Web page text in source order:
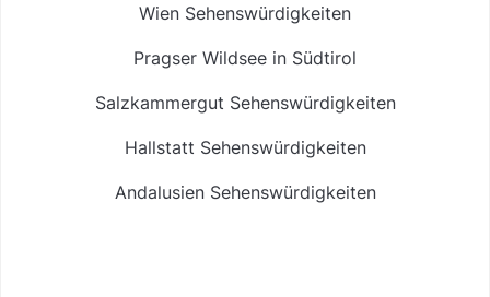
Wien Sehenswürdigkeiten
Pragser Wildsee in Südtirol
Salzkammergut Sehenswürdigkeiten
Hallstatt Sehenswürdigkeiten
Andalusien Sehenswürdigkeiten